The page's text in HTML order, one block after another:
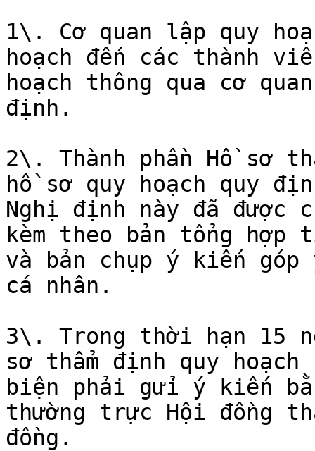
1\. Cơ quan lập quy
hoạch đến các thành
hoạch thông qua cơ
định.
2\. Thành phần Hồ sơ
hồ sơ quy hoạch quy
Nghị định này đã được
kèm theo bản tổng
và bản chụp ý kiến
cá nhân.
3\. Trong thời hạn 15
sơ thẩm định quy
biện phải gửi ý kiến
thường trực Hội đồng
đồng.